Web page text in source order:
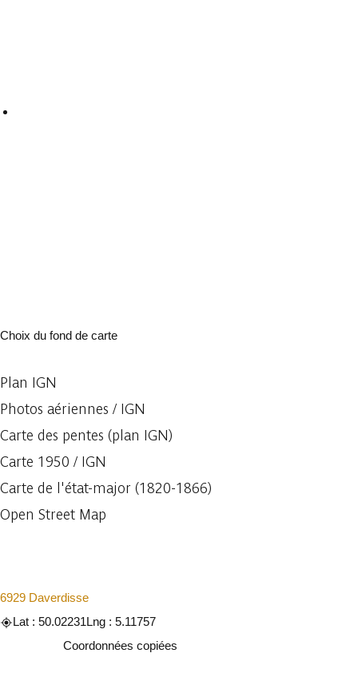
Choix du fond de carte
Plan IGN
Photos aériennes / IGN
Carte des pentes (plan IGN)
Carte 1950 / IGN
Carte de l'état-major (1820-1866)
Open Street Map
6929 Daverdisse
Lat : 50.02231Lng : 5.11757
Coordonnées copiées